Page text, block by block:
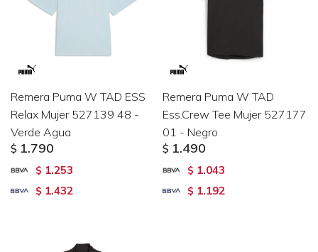
Remera Puma W TAD ESS
Relax Mujer 527139 48 -
Verde Agua
$ 1.790
$ 1.253
$ 1.432
Remera Puma W TAD
Ess.Crew Tee Mujer 527177
01 - Negro
$ 1.490
$ 1.043
$ 1.192